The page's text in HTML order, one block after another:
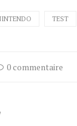
TEST
0 commentaire